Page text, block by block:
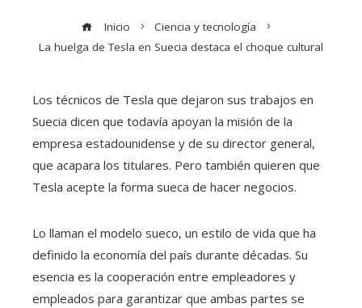
Inicio
Ciencia y tecnología
La huelga de Tesla en Suecia destaca el choque cultural
Los técnicos de Tesla que dejaron sus trabajos en
Suecia dicen que todavía apoyan la misión de la
empresa estadounidense y de su director general,
que acapara los titulares. Pero también quieren que
Tesla acepte la forma sueca de hacer negocios.
Lo llaman el modelo sueco, un estilo de vida que ha
definido la economía del país durante décadas. Su
esencia es la cooperación entre empleadores y
empleados para garantizar que ambas partes se